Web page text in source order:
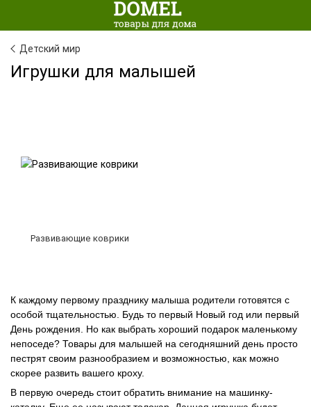
Детский мир
Игрушки для малышей
Развивающие коврики
К каждому первому празднику малыша родители готовятся с
особой тщательностью. Будь то первый Новый год или первый
День рождения. Но как выбрать хороший подарок маленькому
непоседе? Товары для малышей на сегодняшний день просто
пестрят своим разнообразием и возможностью, как можно
скорее развить вашего кроху.
В первую очередь стоит обратить внимание на машинку-